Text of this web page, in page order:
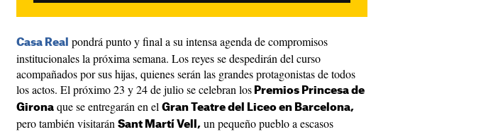
Casa Real pondrá punto y final a su intensa agenda de compromisos
institucionales la próxima semana. Los reyes se despedirán del curso
acompañados por sus hijas, quienes serán las grandes protagonistas de todos
los actos. El próximo 23 y 24 de julio se celebran los Premios Princesa de
Girona que se entregarán en el Gran Teatre del Liceo en Barcelona,
pero también visitarán Sant Martí Vell, un pequeño pueblo a escasos